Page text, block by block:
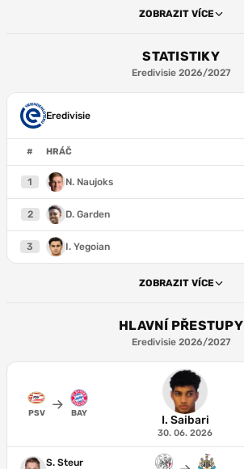
ZOBRAZIT VÍCE
STATISTIKY
Eredivisie 2026/2027
Eredivisie
# HRÁČ
1 N. Naujoks
2 D. Garden
3 I. Yegoian
ZOBRAZIT VÍCE
HLAVNÍ PŘESTUPY
Eredivisie 2026/2027
PSV BAY I. Saibari
30. 06. 2026
S. Steur